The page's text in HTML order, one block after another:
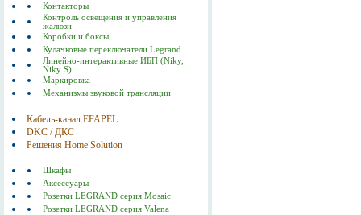
Контакторы
Контроль освещения и управления
жалюзи
Коробки и боксы
Кулачковые переключатели Legrand
Линейно-интерактивные ИБП (Niky,
Niky S)
Маркировка
Механизмы звуковой трансляции
Кабель-канал EFAPEL
DKC / ДКС
Решения Home Solution
Шкафы
Аксессуары
Розетки LEGRAND серия Mosaic
Розетки LEGRAND серия Valena